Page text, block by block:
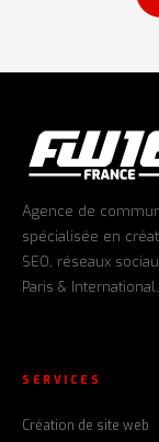
Agence de
spécialisée en
SEO, réseaux
Paris & International.
SERVICES
Création de site web